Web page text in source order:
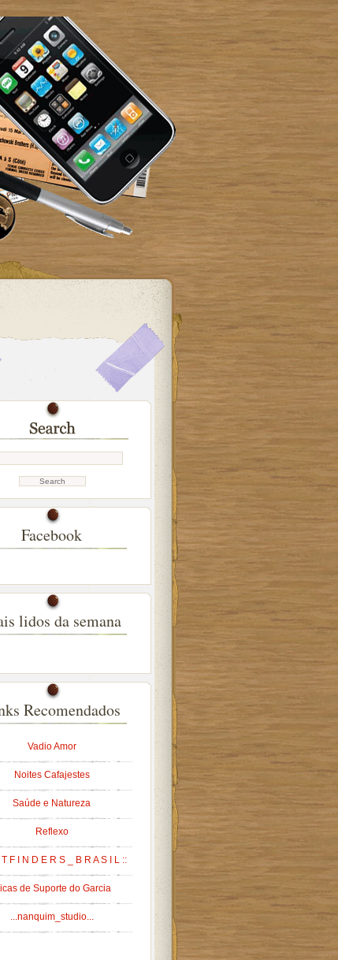
Facebook
lidos da semana
Recomendados
Vadio Amor
Noites Cafajestes
Saúde e Natureza
Reflexo
T F I N D E R S _ B R A S I L ::
de Suporte do Garcia
...nanquim_studio...